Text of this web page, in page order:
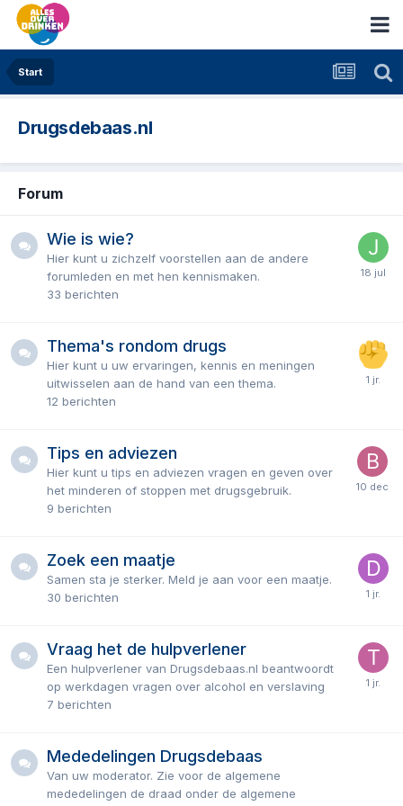
Start
Drugsdebaas.nl
Forum
Wie is wie?
Hier kunt u zichzelf voorstellen aan de andere
forumleden en met hen kennismaken.
33 berichten
Thema's rondom drugs
Hier kunt u uw ervaringen, kennis en meningen
uitwisselen aan de hand van een thema.
12 berichten
Tips en adviezen
Hier kunt u tips en adviezen vragen en geven over
het minderen of stoppen met drugsgebruik.
9 berichten
Zoek een maatje
Samen sta je sterker. Meld je aan voor een maatje.
30 berichten
Vraag het de hulpverlener
Een hulpverlener van Drugsdebaas.nl beantwoordt
op werkdagen vragen over alcohol en verslaving
7 berichten
Mededelingen Drugsdebaas
Van uw moderator. Zie voor de algemene
mededelingen de draad onder de algemene